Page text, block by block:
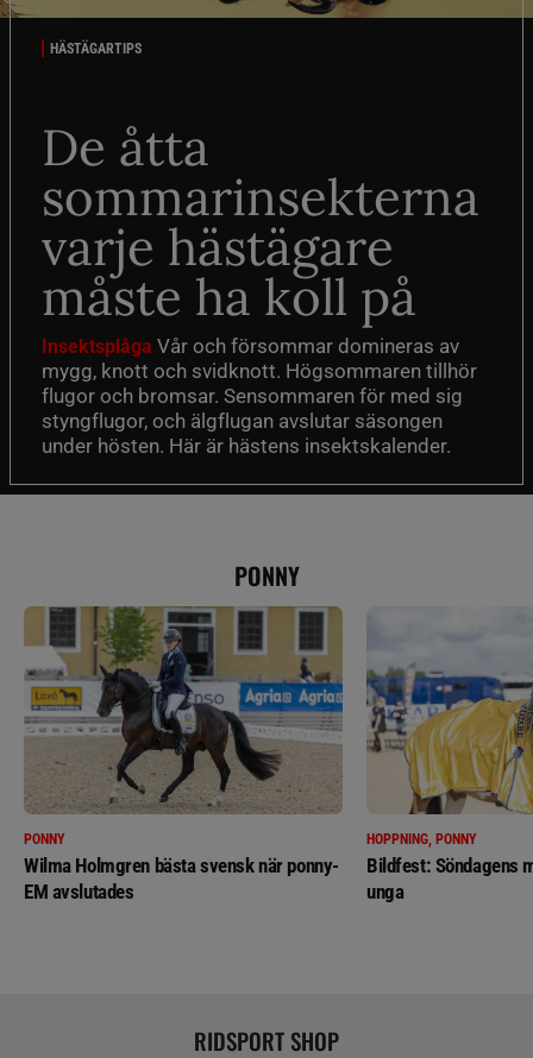
HÄSTÄGARTIPS
De åtta
sommarinsekterna
varje hästägare
måste ha koll på
Insektsplåga Vår och försommar domineras av
mygg, knott och svidknott. Högsommaren tillhör
flugor och bromsar. Sensommaren för med sig
styngflugor, och älgflugan avslutar säsongen
under hösten. Här är hästens insektskalender.
PONNY
PONNY
Wilma Holmgren bästa svensk när ponny-
EM avslutades
HOPPNING, PONNY
Bildfest: Söndagens
unga
RIDSPORT SHOP